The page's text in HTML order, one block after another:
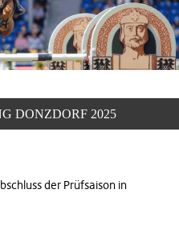
DONZDORF 2025
der Prüfsaison in